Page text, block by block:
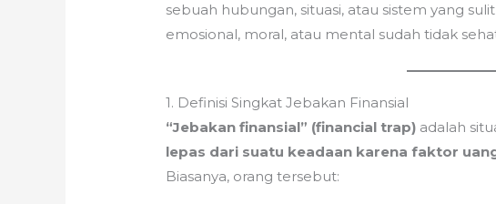
sebuah hubungan, situasi, atau sistem yang
emosional, moral, atau mental sudah tidak
1. Definisi Singkat Jebakan Finansial
“Jebakan finansial” (financial trap) adalah
lepas dari suatu keadaan karena faktor
Biasanya, orang tersebut: